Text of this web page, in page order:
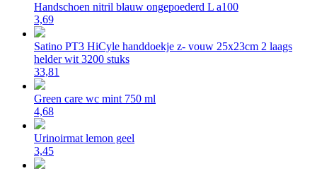
Handschoen nitril blauw ongepoederd L a100
3,69
Satino PT3 HiCyle handdoekje z- vouw 25x23cm 2 laags
helder wit 3200 stuks
33,81
Green care wc mint 750 ml
4,68
Urinoirmat lemon geel
3,45